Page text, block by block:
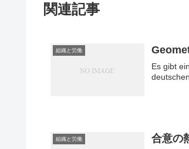
関連記事
組織と労働
Es gibt
組織と労働 合意の